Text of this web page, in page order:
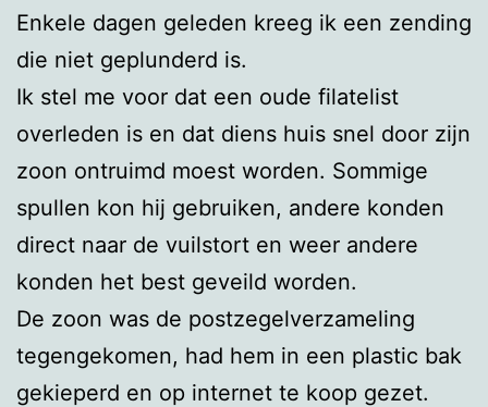
Enkele dagen geleden kreeg ik een zending
die niet geplunderd is.
Ik stel me voor dat een oude filatelist
overleden is en dat diens huis snel door zijn
zoon ontruimd moest worden. Sommige
spullen kon hij gebruiken, andere konden
direct naar de vuilstort en weer andere
konden het best geveild worden.
De zoon was de postzegelverzameling
tegengekomen, had hem in een plastic bak
gekieperd en op internet te koop gezet.